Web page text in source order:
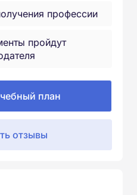
профессии
пройдут
план
отзывы